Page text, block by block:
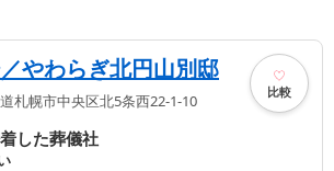
やわらぎ北円山別邸
札幌市中央区北5条西22-1-10 比較
した葬儀社